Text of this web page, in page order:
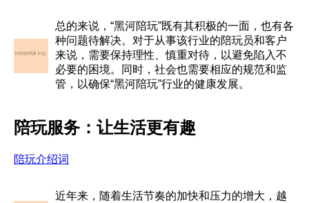
总的来说，“黑河陪玩”既有其积极的一面，也有各
种问题待解决。对于从事该行业的陪玩员和客户
来说，需要保持理性、慎重对待，以避免陷入不
必要的困境。同时，社会也需要相应的规范和监
管，以确保“黑河陪玩”行业的健康发展。
陪玩服务：让生活更有趣
陪玩介绍词
近年来，随着生活节奏的加快和压力的增大，越